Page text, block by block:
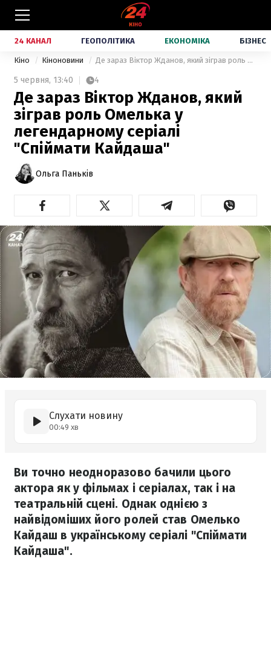
24 КАНАЛ ГЕОПОЛІТИКА ЕКОНОМІКА БІЗНЕС
Кіно Кіноновини Де зараз Віктор Жданов, який зіграв роль Омелька у легендарному серіалі "Спіймати Кайдаша"
5 червня, 13:40 4
Де зараз Віктор Жданов, який
зіграв роль Омелька у
легендарному серіалі
"Спіймати Кайдаша"
Ольга Паньків
Слухати новину
00:49 хв
Ви точно неодноразово бачили цього
актора як у фільмах і серіалах, так і на
театральній сцені. Однак однією з
найвідоміших його ролей став Омелько
Кайдаш в українському серіалі "Спіймати
Кайдаша".